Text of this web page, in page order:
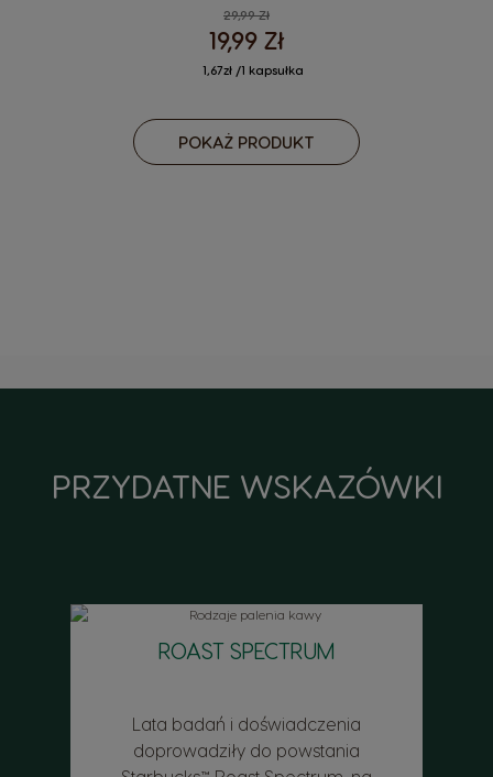
29,99 Zł
19,99 Zł
1,67zł /1 kapsułka
POKAŻ PRODUKT
PRZYDATNE WSKAZÓWKI
ROAST SPECTRUM
Lata badań i doświadczenia
doprowadziły do powstania